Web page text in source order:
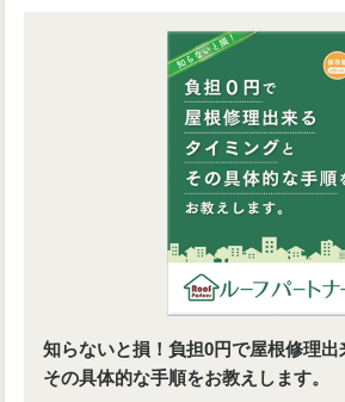
知らないと損！負担0円で屋根修理出
その具体的な手順をお教えします。